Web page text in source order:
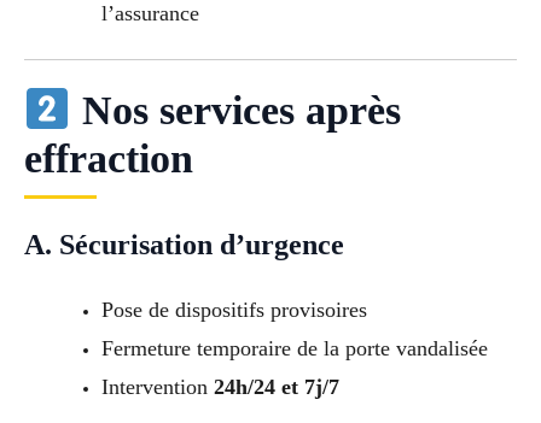
l’assurance
Nos services après
effraction
A. Sécurisation d’urgence
Pose de dispositifs provisoires
Fermeture temporaire de la porte vandalisée
Intervention 24h/24 et 7j/7